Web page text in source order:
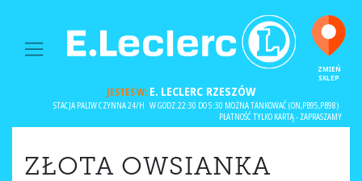
MAIN NAVIGATION
ZMIEŃ
SKLEP
JESTEŚ W:E. LECLERC RZESZÓW
STACJA PALIW CZYNNA 24/H W GODZ.22:30 DO 5:30 MOŻNA TANKOWAĆ (ON,PB95,PB98)
PŁATNOŚĆ TYLKO KARTĄ - ZAPRASZAMY
ZŁOTA OWSIANKA